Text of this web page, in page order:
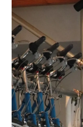
乗り
電動レ
子供連
子連れで
子供と
ル